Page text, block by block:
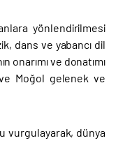
yönlendirilmesi
dans ve yabancı dil
onarımı ve donatımı
Moğol gelenek ve
vurgulayarak, dünya